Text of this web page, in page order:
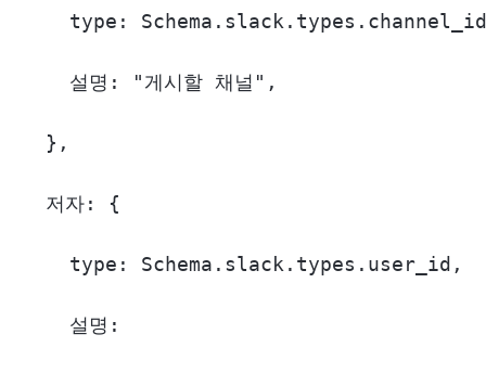
type:
    설명: "게시할 채널",
  },
  저자: {
    type: Schema.slack.types.user_id,
    설명: